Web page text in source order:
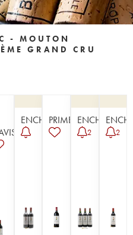
- MOUTON
GRAND CRU
ENCHÈREPRIMEURENCHÈRE
2 2